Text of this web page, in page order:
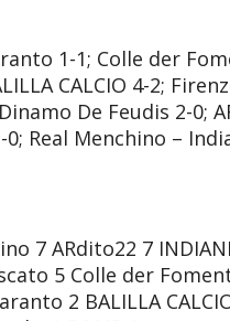
1-1; Colle der
CALCIO 4-2;
De Feudis 2-0;
0; Real Menchino –
7 ARdito22 7
5 Colle der
2 BALILLA